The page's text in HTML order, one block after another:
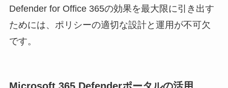
Defender for Office 365の効果を最大限に引き出す
ためには、ポリシーの適切な設計と運用が不可欠
です。